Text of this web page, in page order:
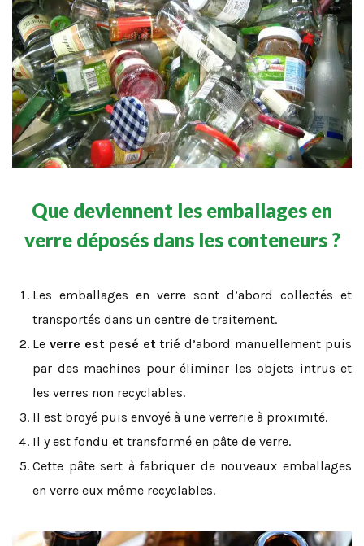
Que deviennent les emballages en
verre déposés dans les conteneurs ?
Les emballages en verre sont d’abord collectés et
transportés dans un centre de traitement.
Le verre est pesé et trié d’abord manuellement puis
par des machines pour éliminer les objets intrus et
les verres non recyclables.
Il est broyé puis envoyé à une verrerie à proximité.
Il y est fondu et transformé en pâte de verre.
Cette pâte sert à fabriquer de nouveaux emballages
en verre eux même recyclables.